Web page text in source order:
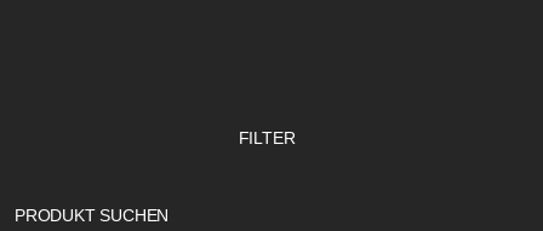
FILTER
PRODUKT SUCHEN